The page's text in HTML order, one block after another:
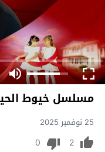
مسلسل خيوط الحياة
25 نوفمبر 2025
2
0